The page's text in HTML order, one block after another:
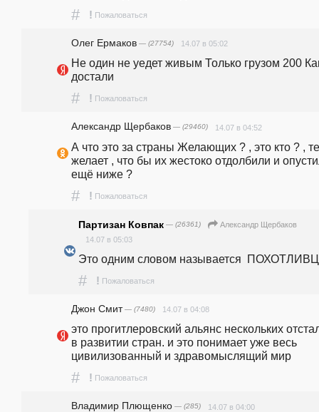
# ! Пожаловаться
Олег Ермаков — (27754) 14.07 в 05:02
Не один не уедет живым Только грузом 200
достали
# ! Пожаловаться
Александр Щербаков — (29460) 14.07 в 04:52
А что это за страны Желающих ? , это кто ? ,
желает , что бы их жестоко отдолбили и
ещё ниже ?
# ! Пожаловаться
Партизан Ковпак — (26361)
Александр Щербаков
14.07 в 05:03
Это одним словом называется
# ! Пожаловаться
Джон Смит— (7480) 14.07 в 04:08
это прогитлеровский альянс нескольких
в развитии стран. и это понимает уже весь
цивилизованный и здравомыслящий мир
# ! Пожаловаться
Владимир Плющенко — (285) 14.07 в 04:00